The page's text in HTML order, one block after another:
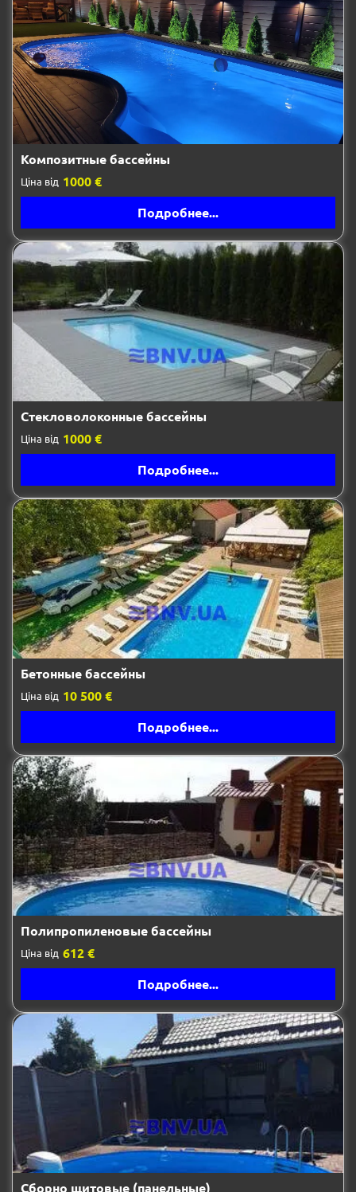
Композитные бассейны
Ціна від 1000 €
Подробнее...
Стекловолоконные бассейны
Ціна від 1000 €
Подробнее...
Бетонные бассейны
Ціна від 10 500 €
Подробнее...
Полипропиленовые бассейны
Ціна від 612 €
Подробнее...
Сборно щитовые (панельные)